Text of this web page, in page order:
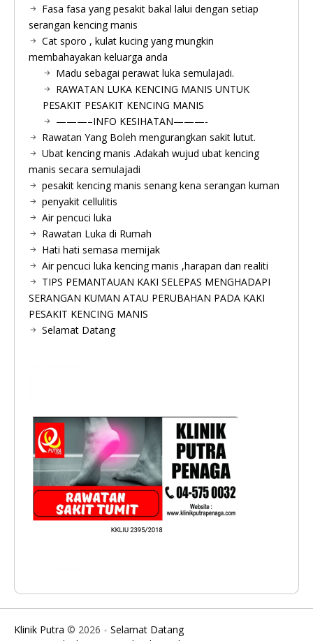
Fasa fasa yang pesakit bakal lalui dengan setiap
serangan kencing manis
Cat sporo , kulat kucing yang mungkin
membahayakan keluarga anda
Madu sebagai perawat luka semulajadi.
RAWATAN LUKA KENCING MANIS UNTUK
PESAKIT PESAKIT KENCING MANIS
———–INFO KESIHATAN———-
Rawatan Yang Boleh mengurangkan sakit lutut.
Ubat kencing manis .Adakah wujud ubat kencing
manis secara semulajadi
pesakit kencing manis senang kena serangan kuman
penyakit cellulitis
Air pencuci luka
Rawatan Luka di Rumah
Hati hati semasa memijak
Air pencuci luka kencing manis ,harapan dan realiti
TIPS PEMANTAUAN KAKI SELEPAS MENGHADAPI
SERANGAN KUMAN ATAU PERUBAHAN PADA KAKI
PESAKIT KENCING MANIS
Selamat Datang
Klinik Putra © 2026
Selamat Datang